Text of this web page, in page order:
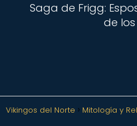
Saga de Frigg:
de
Vikingos del Norte Mitología y